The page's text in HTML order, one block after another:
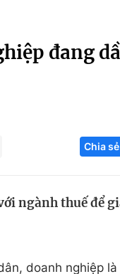
Infographic
Hitech Công
Thị trường
đang
Chia sẻ
ngành thuế để
doanh nghiệp là